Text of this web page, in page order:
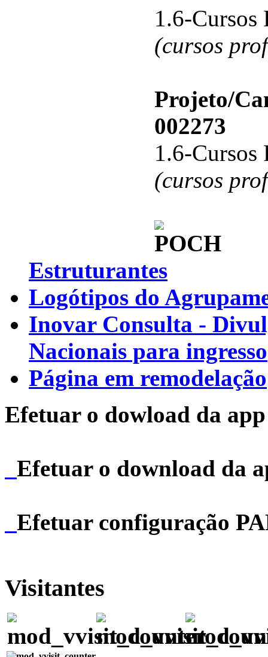
1.6-Cursos
(cursos
Projeto/
002273
1.6-Cursos
(cursos
Estruturantes
Logótipos do
Inovar Consulta -
Nacionais para ingresso
Página em remodelação
Efetuar o dowload da
Efetuar o download da
Efetuar configuração
Visitantes